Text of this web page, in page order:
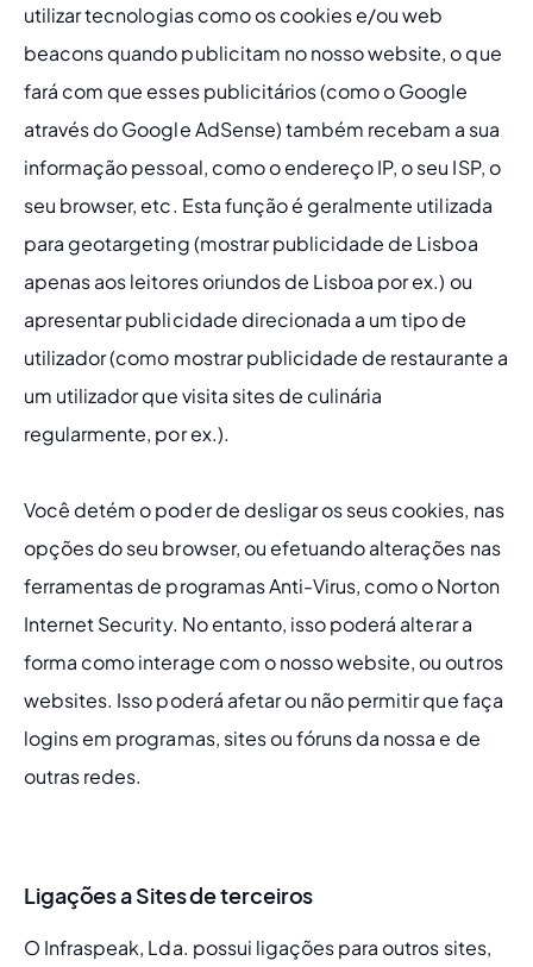
utilizar tecnologias como os cookies e/ou web
beacons quando publicitam no nosso website, o que
fará com que esses publicitários (como o Google
através do Google AdSense) também recebam a sua
informação pessoal, como o endereço IP, o seu ISP, o
seu browser, etc. Esta função é geralmente utilizada
para geotargeting (mostrar publicidade de Lisboa
apenas aos leitores oriundos de Lisboa por ex.) ou
apresentar publicidade direcionada a um tipo de
utilizador (como mostrar publicidade de restaurante a
um utilizador que visita sites de culinária
regularmente, por ex.).
Você detém o poder de desligar os seus cookies, nas
opções do seu browser, ou efetuando alterações nas
ferramentas de programas Anti-Virus, como o Norton
Internet Security. No entanto, isso poderá alterar a
forma como interage com o nosso website, ou outros
websites. Isso poderá afetar ou não permitir que faça
logins em programas, sites ou fóruns da nossa e de
outras redes.
Ligações a Sites de terceiros
O Infraspeak, Lda. possui ligações para outros sites,